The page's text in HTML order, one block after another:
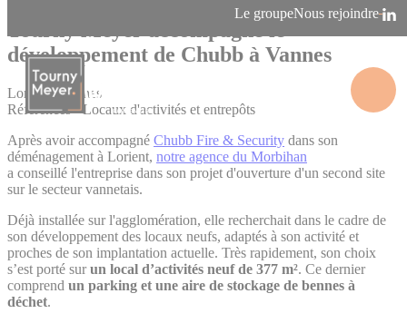
Le groupeNous rejoindre
développement de Chubb à Vannes
Lorient / Vannes
Références - Locaux d'activités et entrepôts
Après avoir accompagné Chubb Fire & Security dans son
déménagement à Lorient, notre agence du Morbihan
a conseillé l'entreprise dans son projet d'ouverture d'un second site
sur le secteur vannetais.
Déjà installée sur l'agglomération, elle recherchait dans le cadre de
son développement des locaux neufs, adaptés à son activité et
proches de son implantation actuelle. Très rapidement, son choix
s’est porté sur un local d’activités neuf de 377 m². Ce dernier
comprend un parking et une aire de stockage de bennes à
déchet.